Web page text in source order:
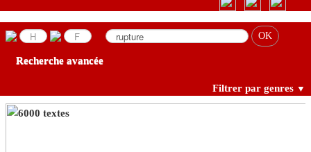
Recherche avancée
Filtrer par genres ▼